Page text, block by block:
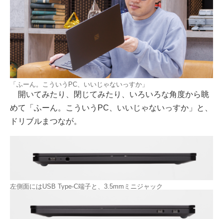
「ふーん。こういうPC、いいじゃないっすか」
開いてみたり、閉じてみたり、いろいろな角度から眺
めて「ふーん。こういうPC、いいじゃないっすか」と、
ドリブルまつなが。
左側面にはUSB Type-C端子と、3.5mmミニジャック